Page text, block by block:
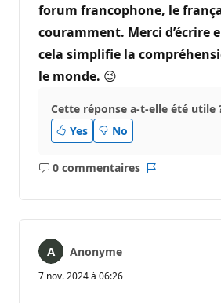
forum francophone, le
couramment. Merci d’écrire
cela simplifie la
le monde. 😉
Cette réponse a-t-elle été utile
Yes
No
0 commentaires
Aucun
Anonyme
7 nov. 2024 à 06:26